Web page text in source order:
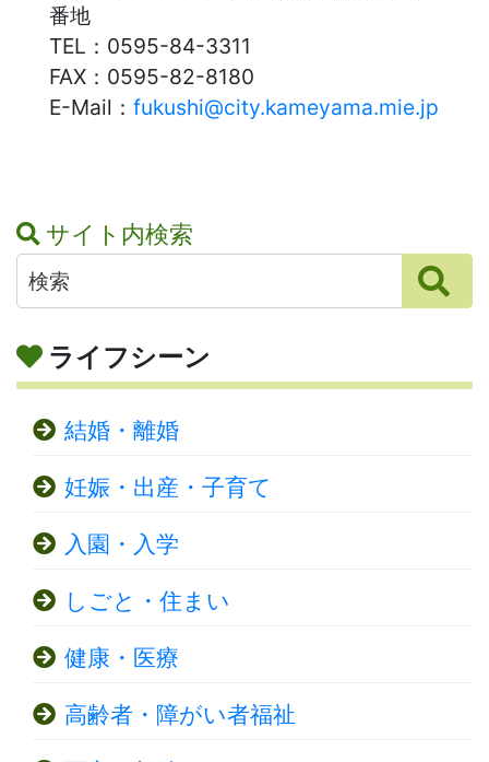
番地
TEL： 0595-84-3311
FAX： 0595-82-8180
E-Mail： fukushi@city.kameyama.mie.jp
サイト内検索
ライフシーン
結婚・離婚
妊娠・出産・子育て
入園・入学
しごと・住まい
健康・医療
高齢者・障がい者福祉